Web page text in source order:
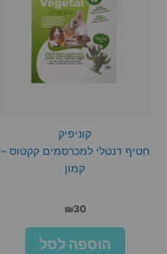
קוניפיק
חטיף דנטלי למכרסמים קקטוס –
קמון
₪30
הוספה לסל